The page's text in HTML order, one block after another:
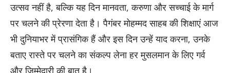
उत्सव नहीं है, बल्कि यह दिन मानवता, करुणा और सच्चाई के मार्ग
पर चलने की प्रेरणा देता है। पैगंबर मोहम्मद साहब की शिक्षाएं आज
भी दुनियाभर में प्रासंगिक हैं और इस दिन उन्हें याद करना, उनके
बताए रास्ते पर चलने का संकल्प लेना हर मुसलमान के लिए गर्व
और जिम्मेदारी की बात है।